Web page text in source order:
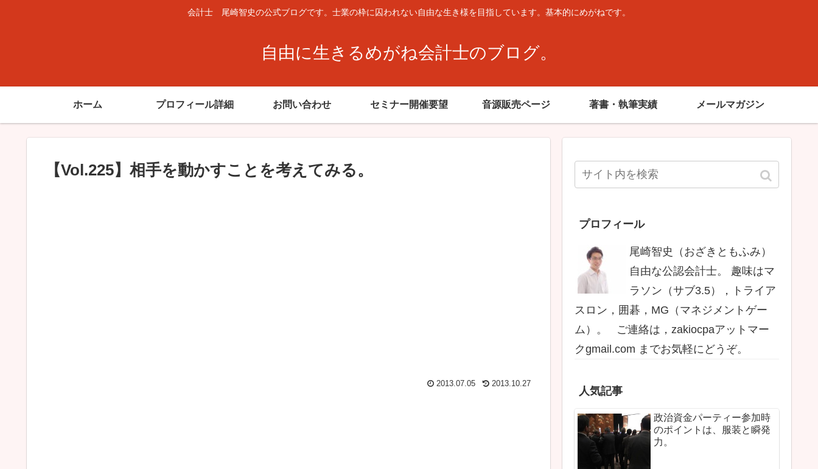
会計士 尾崎智史の公式ブログです。士業の枠に囚われない自由な生き様を目指しています。基本的にめがねです。
自由に生きるめがね会計士のブログ。
ホーム プロフィール詳細 お問い合わせ セミナー開催要望 音源販売ページ 著書・執筆実績 メールマガジン
【Vol.225】相手を動かすことを考えてみる。
2013.10.27
2013.07.05
プロフィール
尾崎智史（おざきともふみ）
自由な公認会計士。 趣味はマ
ラソン（サブ3.5），トライア
スロン，囲碁，MG（マネジメントゲー
ム）。 ご連絡は，zakiocpaアットマー
クgmail.com までお気軽にどうぞ。
人気記事
政治資金パーティー参加時
のポイントは、服装と瞬発
力。